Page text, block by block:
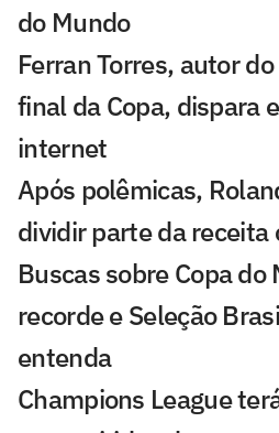
do Mundo
Ferran Torres, autor
final da Copa, dispara
internet
Após polêmicas,
dividir parte da receita
Buscas sobre Copa
recorde e Seleção
entenda
Champions League